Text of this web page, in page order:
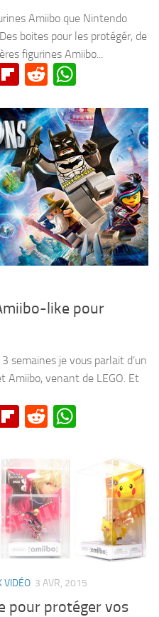
Amiibo que Nintendo
boites pour les protégér, de
figurines Amiibo...
Flipboard
Reddit
like pour
semaines je vous parlait d’un
Amiibo, venant de LEGO. Et
Flipboard
Reddit
VIDÉO 3 AVR, 2015
pour protéger vos